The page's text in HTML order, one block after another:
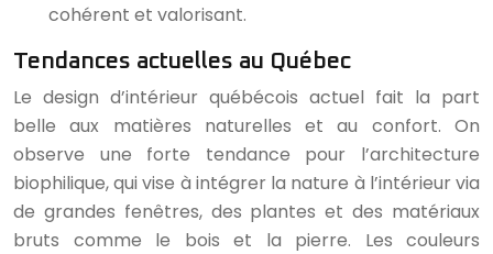
cohérent et valorisant.
Tendances actuelles au Québec
Le design d’intérieur québécois actuel fait la part
belle aux matières naturelles et au confort. On
observe une forte tendance pour l’architecture
biophilique, qui vise à intégrer la nature à l’intérieur via
de grandes fenêtres, des plantes et des matériaux
bruts comme le bois et la pierre. Les couleurs